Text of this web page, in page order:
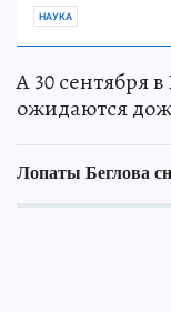
НАУКА
А 30 сентября
ожидаются